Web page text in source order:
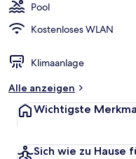
Pool
Kostenloses WLAN
Klimaanlage
Alle anzeigen
Wichtigste
Sich wie zu Hause